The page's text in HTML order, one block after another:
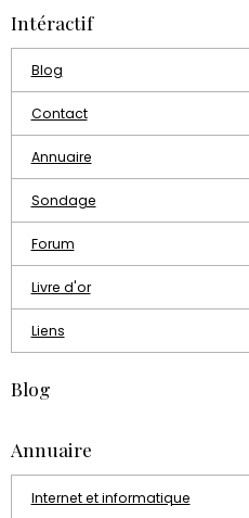
Intéractif
Blog
Contact
Annuaire
Sondage
Forum
Livre d'or
Liens
Blog
Annuaire
Internet et informatique